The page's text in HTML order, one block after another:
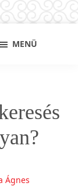
MENÜ
Ágnes